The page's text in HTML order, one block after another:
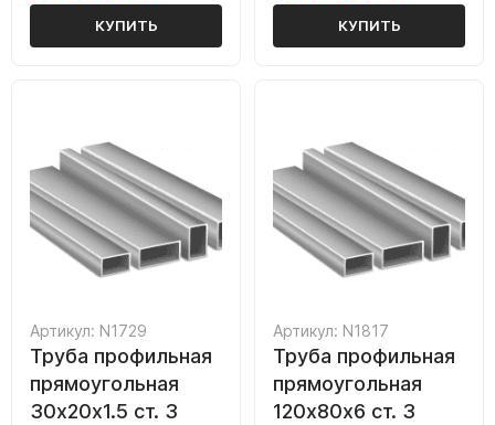
КУПИТЬ КУПИТЬ
Артикул: N1729
Труба профильная
прямоугольная
30х20х1.5 ст. 3
Артикул: N1817
Труба профильная
прямоугольная
120х80х6 ст. 3